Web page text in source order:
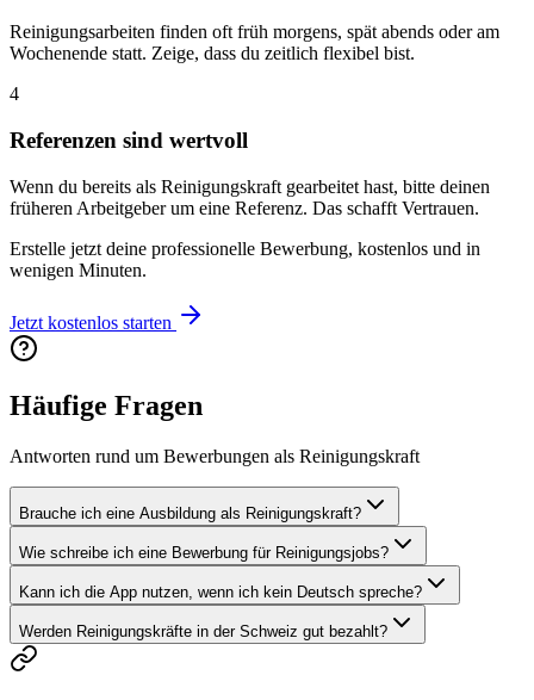
Reinigungsarbeiten finden oft früh morgens, spät abends oder am
Wochenende statt. Zeige, dass du zeitlich flexibel bist.
4
Referenzen sind wertvoll
Wenn du bereits als Reinigungskraft gearbeitet hast, bitte deinen
früheren Arbeitgeber um eine Referenz. Das schafft Vertrauen.
Erstelle jetzt deine professionelle Bewerbung, kostenlos und in
wenigen Minuten.
Jetzt kostenlos starten
Häufige Fragen
Antworten rund um Bewerbungen als Reinigungskraft
Brauche ich eine Ausbildung als Reinigungskraft?
Wie schreibe ich eine Bewerbung für Reinigungsjobs?
Kann ich die App nutzen, wenn ich kein Deutsch spreche?
Werden Reinigungskräfte in der Schweiz gut bezahlt?